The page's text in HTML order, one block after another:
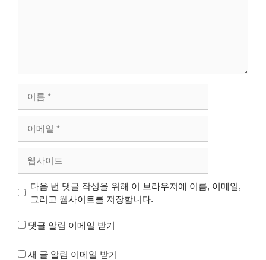
일
트
다음 번 댓글 작성을 위해 이 브라우저에 이름, 이메일,
그리고 웹사이트를 저장합니다.
댓글 알림 이메일 받기
새 글 알림 이메일 받기